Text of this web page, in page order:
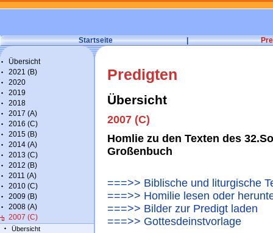
Startseite |
Übersicht
2021 (B)
2020
2019
2018
2017 (A)
2016 (C)
2015 (B)
2014 (A)
2013 (C)
2012 (B)
2011 (A)
2010 (C)
2009 (B)
2008 (A)
2007 (C)
Übersicht
Predigten
Übersicht
2007 (C)
Homlie zu den Texten des
Großenbuch
===>> Biblische und liturgische
===>> Homilie lesen oder
===>> Bilder zur Predigt laden
===>> Gottesdeinstvorlage